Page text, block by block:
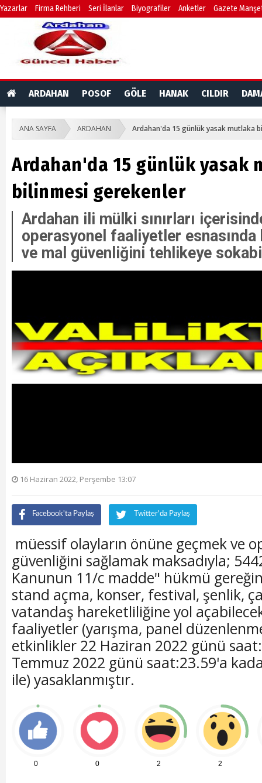
Yazarlar Firma Rehberi Seri İlanlar Biyografiler Anketler Gazete
ARDAHAN POSOF GÖLE HANAK CILDIR
ANA SAYFA ARDAHAN Ardahan'da 15 günlük yasak mutlaka
Ardahan'da 15 günlük yasak
bilinmesi gerekenler
Ardahan ili mülki sınırları
operasyonel faaliyetler esnasında
ve mal güvenliğini tehlikeye
16 Haziran 2022, Perşembe 13:07
Facebook'ta Paylaş Twitter'da Paylaş
müessif olayların önüne geçmek ve
güvenliğini sağlamak maksadıyla;
Kanunun 11/c madde" hükmü
stand açma, konser, festival, şenlik,
vatandaş hareketliliğine yol
faaliyetler (yarışma, panel
etkinlikler 22 Haziran 2022 günü
Temmuz 2022 günü saat:23.59'a
ile) yasaklanmıştır.
0 0 2 2